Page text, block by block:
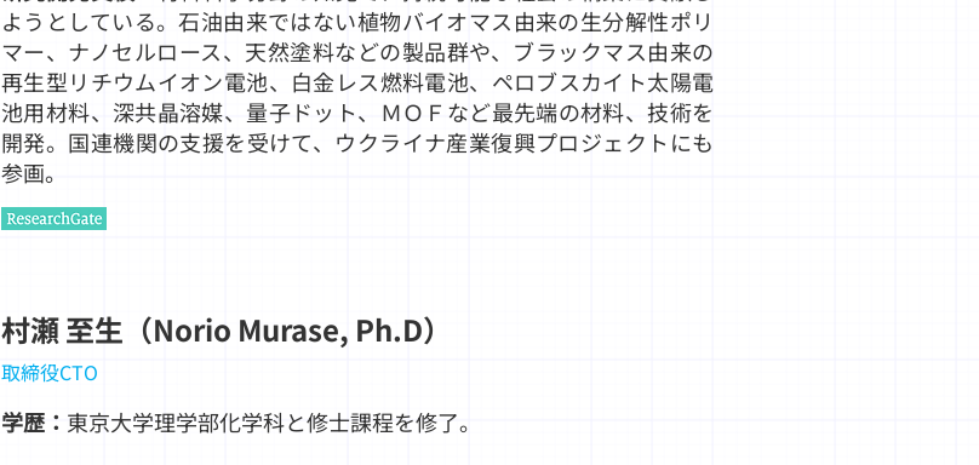
ようとしている。石油由来ではない植物バイオマス由来の生分解性ポリ
マー、ナノセルロース、天然塗料などの製品群や、ブラックマス由来の
再生型リチウムイオン電池、白金レス燃料電池、ペロブスカイト太陽電
池用材料、深共晶溶媒、量子ドット、ＭＯＦなど最先端の材料、技術を
開発。国連機関の支援を受けて、ウクライナ産業復興プロジェクトにも
参画。
村瀬 至生（Norio Murase, Ph.D）
取締役CTO
学歴： 東京大学理学部化学科と修士課程を修了。